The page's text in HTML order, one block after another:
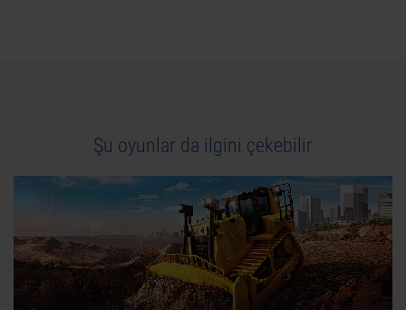
Şu oyunlar da ilgini çekebilir